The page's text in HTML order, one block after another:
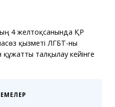
4 желтоқсанында ҚР
қызметі ЛГБТ-ны
талқылау кейінге